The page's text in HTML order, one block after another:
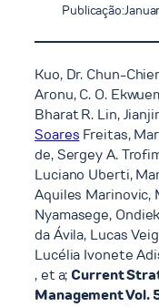
Publicação:
Kuo, Dr. Chun-
Aronu, C. O.
Bharat R. Lin,
Soares Freitas,
de, Sergey A.
Luciano Uberti,
Aquiles Marinovic,
Nyamasege,
da Ávila, Lucas
Lucélia Ivonete
, et a; Current
Management Vol.